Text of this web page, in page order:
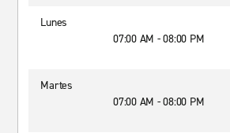
Lunes
07:00 AM - 08:00 PM
Martes
07:00 AM - 08:00 PM